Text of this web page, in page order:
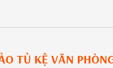
TỦ KỆ VĂN